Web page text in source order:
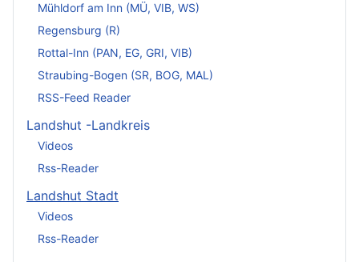
Mühldorf am Inn (MÜ, VIB, WS)
Regensburg (R)
Rottal-Inn (PAN, EG, GRI, VIB)
Straubing-Bogen (SR, BOG, MAL)
RSS-Feed Reader
Landshut -Landkreis
Videos
Rss-Reader
Landshut Stadt
Videos
Rss-Reader